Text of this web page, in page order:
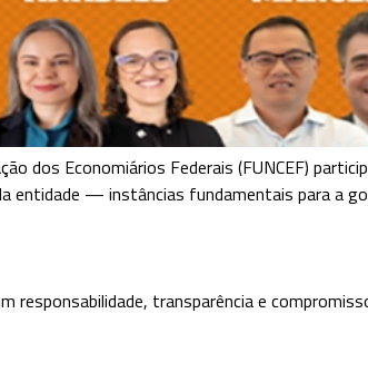
dos Economiários Federais (FUNCEF)
entidade — instâncias fundamentais para a
responsabilidade, transparência e